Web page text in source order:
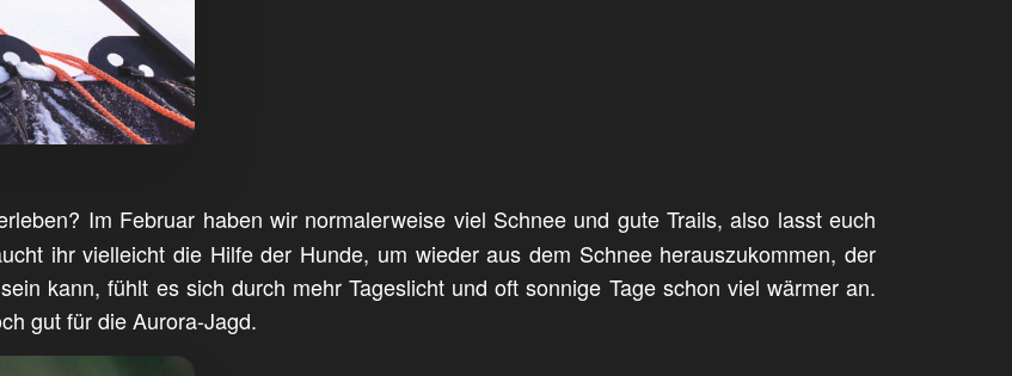
Im Februar haben wir normalerweise viel Schnee und gute Trails, also lasst euch
ihr vielleicht die Hilfe der Hunde, um wieder aus dem Schnee herauszukommen, der
kann, fühlt es sich durch mehr Tageslicht und oft sonnige Tage schon viel wärmer an.
gut für die Aurora-Jagd.